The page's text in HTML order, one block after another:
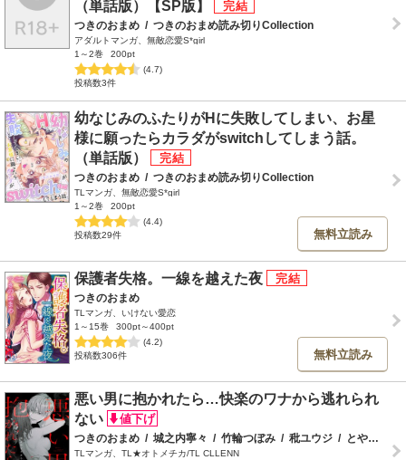
（単話版）【SP版】
つきのおまめ / つきのおまめ読み切りCollection
アダルトマンガ、無敵恋愛S*girl
1～2巻
200pt
(4.7)
投稿数3件
幼なじみのふたりがHに失敗してしまい、お星
様に願ったらカラダがswitchしてしまう話。
（単話版）
つきのおまめ / つきのおまめ読み切りCollection
TLマンガ、無敵恋愛S*girl
1～2巻
200pt
(4.4)
投稿数29件
無料立読み
保護者失格。一線を越えた夜
つきのおまめ
TLマンガ、いけない愛恋
1～15巻
300pt～400pt
(4.2)
投稿数306件
無料立読み
悪い男に抱かれたら…快楽のワナから逃れられ
ない
つきのおまめ / 城之内寧々 / 竹輪つぼみ / 秕ユウジ / とやま十成
TLマンガ、TL★オトメチカ/TL CLLENN